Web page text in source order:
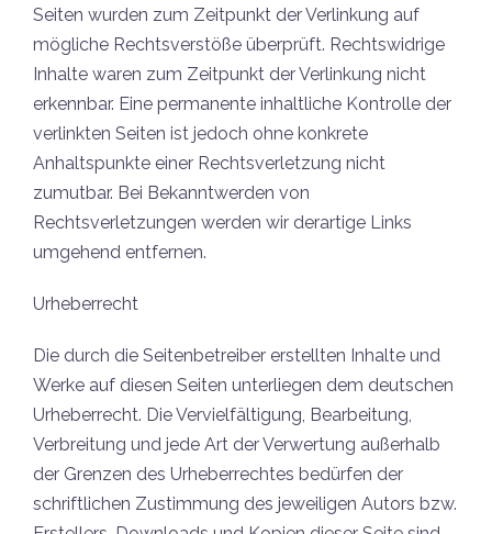
Seiten wurden zum Zeitpunkt der Verlinkung auf
mögliche Rechtsverstöße überprüft. Rechtswidrige
Inhalte waren zum Zeitpunkt der Verlinkung nicht
erkennbar. Eine permanente inhaltliche Kontrolle der
verlinkten Seiten ist jedoch ohne konkrete
Anhaltspunkte einer Rechtsverletzung nicht
zumutbar. Bei Bekanntwerden von
Rechtsverletzungen werden wir derartige Links
umgehend entfernen.
Urheberrecht
Die durch die Seitenbetreiber erstellten Inhalte und
Werke auf diesen Seiten unterliegen dem deutschen
Urheberrecht. Die Vervielfältigung, Bearbeitung,
Verbreitung und jede Art der Verwertung außerhalb
der Grenzen des Urheberrechtes bedürfen der
schriftlichen Zustimmung des jeweiligen Autors bzw.